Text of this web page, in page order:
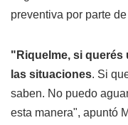
preventiva por parte
"Riquelme, si querés
las situaciones. Si
saben. No puedo
esta manera", apuntó